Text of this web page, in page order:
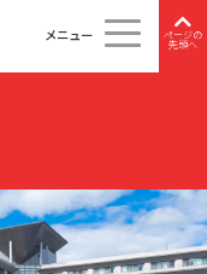
メニュー
ページの
先頭へ